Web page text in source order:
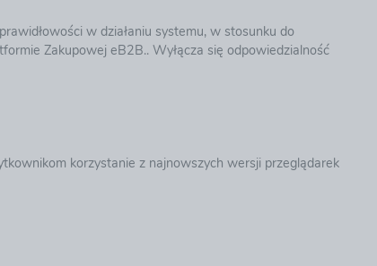
w działaniu systemu, w stosunku do
Zakupowej eB2B.. Wyłącza się odpowiedzialność
korzystanie z najnowszych wersji przeglądarek